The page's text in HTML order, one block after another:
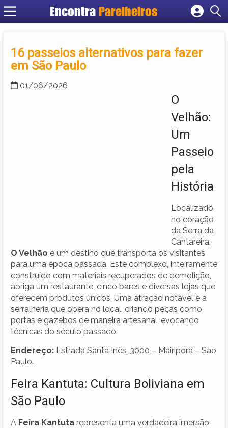
Encontra Parelheiros
Cadastrar empresa
Criar conta
16 passeios alternativos para fazer
em São Paulo
01/06/2026
O
Velhão:
Um
Passeio
pela
História
Localizado
no coração
da Serra da
Cantareira,
O Velhão é um destino que transporta os visitantes
para uma época passada. Este complexo, inteiramente
construído com materiais recuperados de demolição,
abriga um restaurante, cinco bares e diversas lojas que
oferecem produtos únicos. Uma atração notável é a
serralheria que opera no local, criando peças como
portas e gazebos de maneira artesanal, evocando
técnicas do século passado.
Endereço: Estrada Santa Inês, 3000 – Mairiporã – São
Paulo.
Feira Kantuta: Cultura Boliviana em
São Paulo
A Feira Kantuta representa uma verdadeira imersão